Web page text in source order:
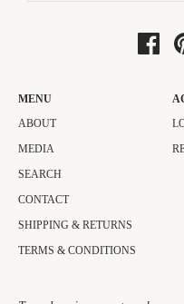
MENU
ABOUT
MEDIA
SEARCH
CONTACT
SHIPPING & RETURNS
TERMS & CONDITIONS